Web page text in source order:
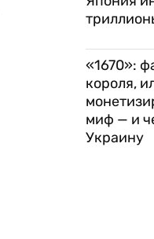
«1670»:
короля,
миф — и
Украину